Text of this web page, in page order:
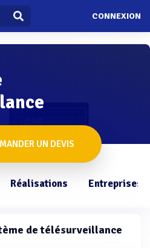
CONNEXION
UN DEVIS
Réalisations Entreprises
de télésurveillance